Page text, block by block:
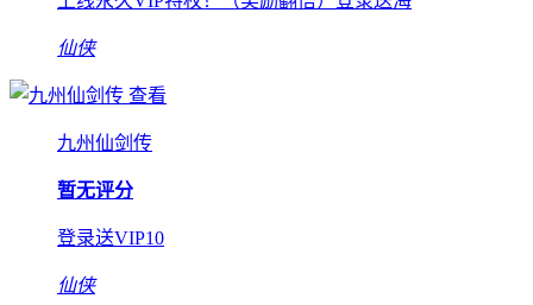
仙侠
查看
九州仙剑传
暂无评分
登录送VIP10
仙侠